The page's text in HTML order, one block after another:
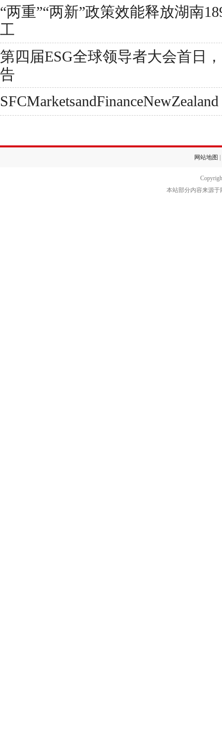
“两重”“两新”政策效能释放湖南
工
第四届ESG全球领导者大会首日
告
SFCMarketsandFinanceNewZealand
网站地图
本站部分内容来源于